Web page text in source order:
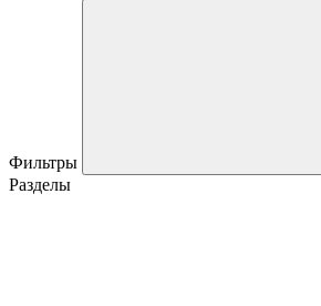
Фильтры
Разделы